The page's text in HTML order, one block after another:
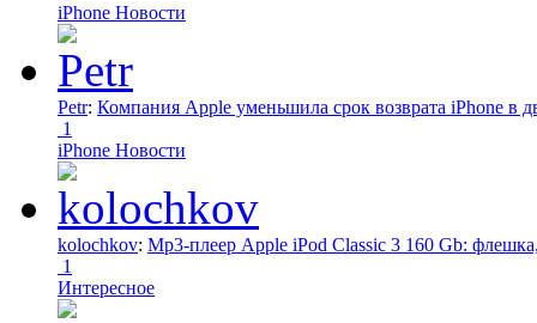
iPhone Новости
Petr: Компания Apple уменьшила срок возврата iPhone в
1
iPhone Новости
kolochkov: Mp3-плеер Apple iPod Classic 3 160 Gb:
1
Интересное